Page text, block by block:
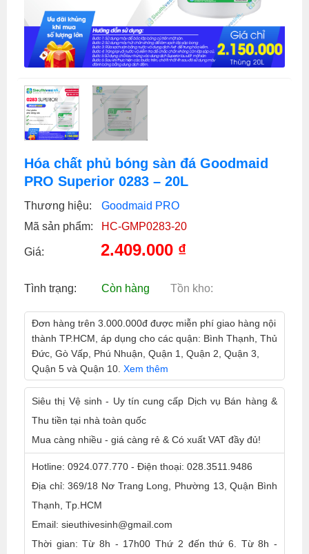
Hóa chất phủ bóng sàn đá Goodmaid
PRO Superior 0283 – 20L
Thương hiệu:
Goodmaid PRO
Mã sản phẩm:
HC-GMP0283-20
Giá: 2.409.000 ₫
Tình trạng: Còn hàng Tồn kho:
Đơn hàng trên 3.000.000đ được miễn phí giao hàng nội
thành TP.HCM, áp dụng cho các quận: Bình Thạnh, Thủ
Đức, Gò Vấp, Phú Nhuận, Quận 1, Quận 2, Quận 3,
Quận 5 và Quận 10. Xem thêm
Siêu thị Vệ sinh - Uy tín cung cấp Dịch vụ Bán hàng &
Thu tiền tại nhà toàn quốc
Mua càng nhiều - giá càng rẻ & Có xuất VAT đầy đủ!
Hotline: 0924.077.770 - Điện thoại: 028.3511.9486
Địa chỉ: 369/18 Nơ Trang Long, Phường 13, Quận Bình
Thạnh, Tp.HCM
Email: sieuthivesinh@gmail.com
Thời gian: Từ 8h - 17h00 Thứ 2 đến thứ 6. Từ 8h -